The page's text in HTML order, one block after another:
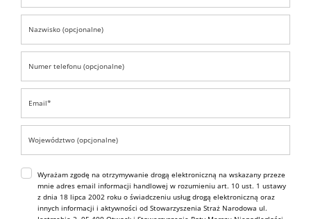
Wyrażam zgodę na otrzymywanie drogą elektroniczną na wskazany przeze
mnie adres email informacji handlowej w rozumieniu art. 10 ust. 1 ustawy
z dnia 18 lipca 2002 roku o świadczeniu usług drogą elektroniczną oraz
innych informacji i aktywności od Stowarzyszenia Straż Narodowa ul.